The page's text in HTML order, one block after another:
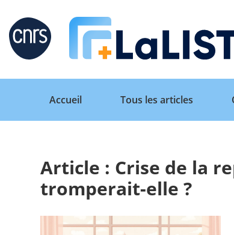
Retour
Accueil
Tous les articles
Accueil
Tous les articles
Article : Crise de la
tromperait-elle ?